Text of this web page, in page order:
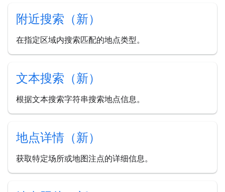
附近搜索（新）
在指定区域内搜索匹配的地点类型。
文本搜索（新）
根据文本搜索字符串搜索地点信息。
地点详情（新）
获取特定场所或地图注点的详细信息。